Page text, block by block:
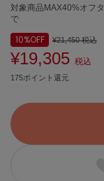
バレリット
BANDOLIER
バンドリヤー
Barbour
バブアー
対象商品MAX40%オフ
で
10%OFF ¥21,450税込
¥19,305 税込
175ポイント還元